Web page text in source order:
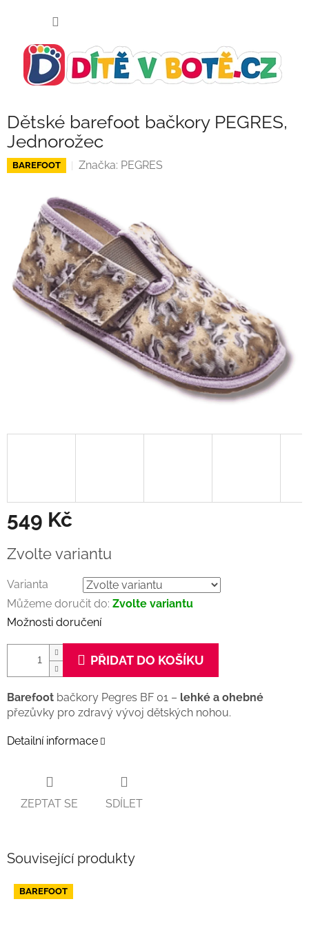
Dětské barefoot bačkory PEGRES,
Jednorožec
BAREFOOT Značka: PEGRES
549 Kč
cena:
Zvolte variantu
Varianta
Můžeme doručit do: Zvolte variantu
Možnosti doručení
PŘIDAT DO KOŠÍKU
Barefoot bačkory Pegres BF 01 – lehké a ohebné
přezůvky pro zdravý vývoj dětských nohou.
Detailní informace
ZEPTAT SE SDÍLET
Související produkty
BAREFOOT